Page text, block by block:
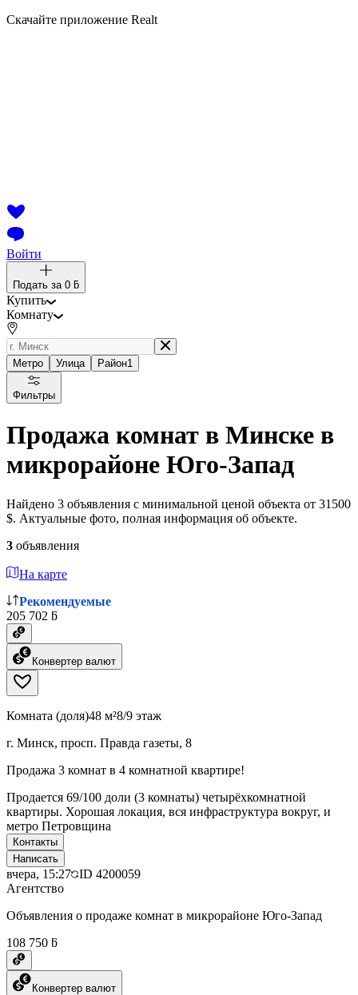
Скачайте приложение Realt
Войти
Подать за 0 ƃ
Купить
Комнату
Метро Улица Район1
Фильтры
Продажа комнат в Минске в
микрорайоне Юго-Запад
Найдено 3 объявления с минимальной ценой объекта от 31500
$. Актуальные фото, полная информация об объекте.
3 объявления
На карте
Рекомендуемые
205 702 ƃ
Конвертер валют
Комната (доля)48 м²8/9 этаж
г. Минск, просп. Правда газеты, 8
Продажа 3 комнат в 4 комнатной квартире!
Продается 69/100 доли (3 комнаты) четырёхкомнатной
квартиры. Хорошая локация, вся инфраструктура вокруг, и
метро Петровщина
Контакты
Написать
вчера, 15:27 ID 4200059
Агентство
Объявления о продаже комнат в микрорайоне Юго-Запад
108 750 ƃ
Конвертер валют